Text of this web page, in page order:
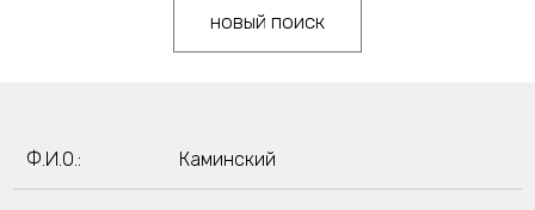
новый поиск
Ф.И.О.: Каминский